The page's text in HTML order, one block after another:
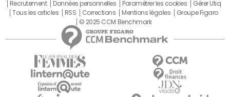
Recrutement
Données personnelles Paramétrer les cookies
Gérer Utiq
Tous les articles
RSS Corrections Mentions légales
Groupe Figaro
© 2025 CCM Benchmark